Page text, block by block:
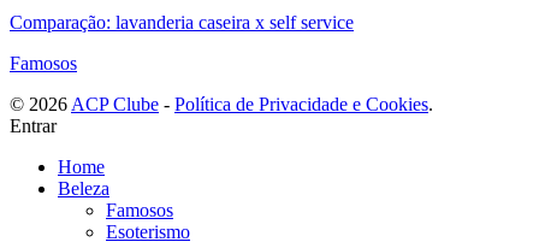
Comparação: lavanderia caseira x self service
Famosos
©️ 2026 ACP Clube - Política de Privacidade e Cookies.
Entrar
Home
Beleza
Famosos
Esoterismo